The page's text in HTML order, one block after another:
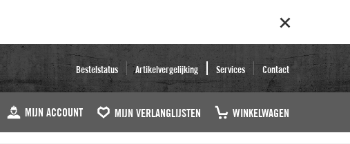
Bestelstatus Artikelvergelijking Services Contact
MIJN ACCOUNT MIJN VERLANGLIJSTEN WINKELWAGEN